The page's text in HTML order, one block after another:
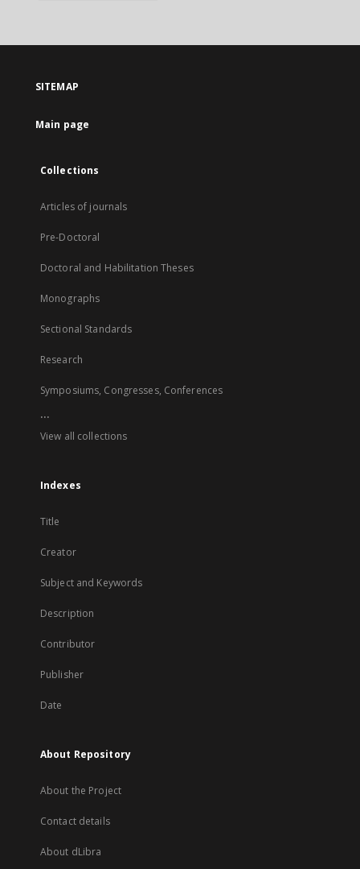
SITEMAP
Main page
Collections
Articles of journals
Pre-Doctoral
Doctoral and Habilitation Theses
Monographs
Sectional Standards
Research
Symposiums, Congresses, Conferences
...
View all collections
Indexes
Title
Creator
Subject and Keywords
Description
Contributor
Publisher
Date
About Repository
About the Project
Contact details
About dLibra